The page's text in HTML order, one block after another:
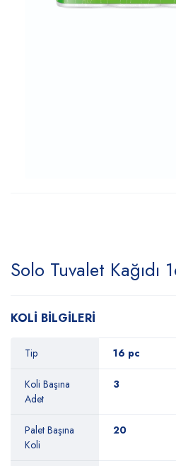
Solo Tuvalet Kağıdı
KOLİ BİLGİLERİ
Tip 16 pc
Koli Başına
Adet
3
Palet Başına
Koli
20